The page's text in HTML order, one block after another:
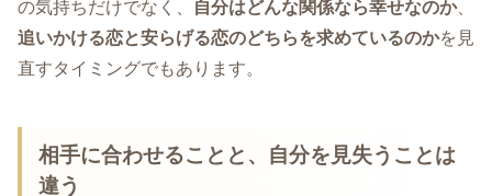
の気持ちだけでなく、
自分はどんな関係なら幸せなのか、
追いかける恋と安らげる恋のどちらを求めているのかを見
直すタイミングでもあります。
相手に合わせることと、自分を見失うことは
違う